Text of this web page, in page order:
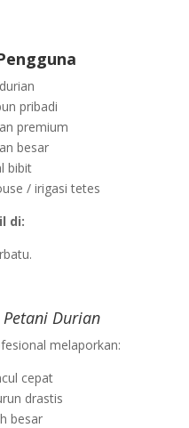
pribadi
premium
besar
bibit
/ irigasi tetes
di:
Durian
melaporkan:
cepat
drastis
besar